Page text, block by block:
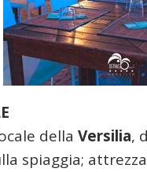
della Versilia,
spiaggia;